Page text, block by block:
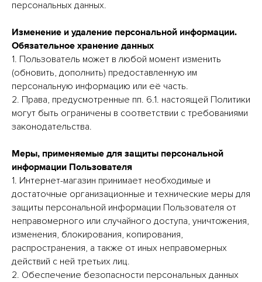
персональных данных.
Изменение и удаление персональной информации.
Обязательное хранение данных
1. Пользователь может в любой момент изменить
(обновить, дополнить) предоставленную им
персональную информацию или её часть.
2. Права, предусмотренные пп. 6.1. настоящей Политики
могут быть ограничены в соответствии с требованиями
законодательства.
Меры, применяемые для защиты персональной
информации Пользователя
1. Интернет-магазин принимает необходимые и
достаточные организационные и технические меры для
защиты персональной информации Пользователя от
неправомерного или случайного доступа, уничтожения,
изменения, блокирования, копирования,
распространения, а также от иных неправомерных
действий с ней третьих лиц.
2. Обеспечение безопасности персональных данных